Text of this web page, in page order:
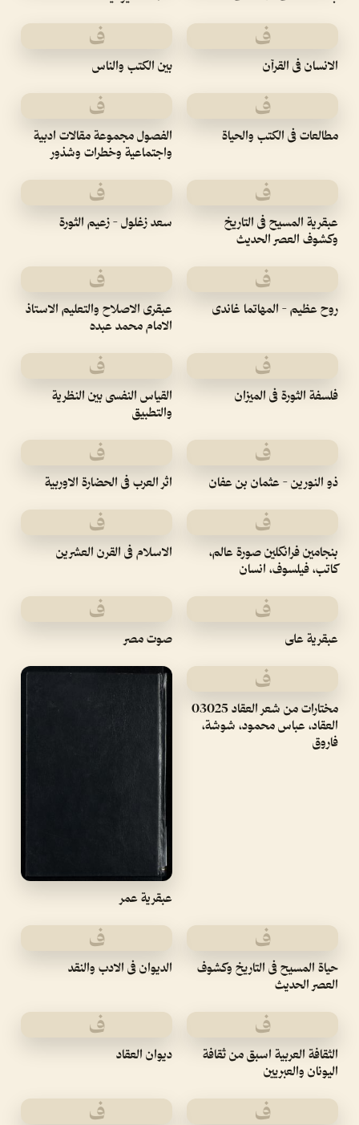
ف
الانسان فى القرآن
ف
بين الكتب والناس
ف
مطالعات فى الكتب والحياة
ف
الفصول مجموعة مقالات ادبية
واجتماعية وخطرات وشذور
ف
عبقرية المسيح فى التاريخ
وكشوف العصر الحديث
ف
سعد زغلول - زعيم الثورة
ف
روح عظيم - المهاتما غاندى
ف
عبقرى الاصلاح والتعليم الاستاذ
الامام محمد عبده
ف
فلسفة الثورة فى الميزان
ف
القياس النفسى بين النظرية
والتطبيق
ف
ذو النورين - عثمان بن عفان
ف
اثر العرب فى الحضارة الاوربية
ف
بنجامين فرانكلين صورة عالم،
كاتب، فيلسوف، انسان
ف
الاسلام فى القرن العشرين
ف
عبقرية على
ف
صوت مصر
ف
مختارات من شعر العقاد 03025
العقاد، عباس محمود، شوشة،
فاروق
عبقرية عمر
ف
حياة المسيح فى التاريخ وكشوف
العصر الحديث
ف
الديوان فى الادب والنقد
ف
الثقافة العربية اسبق من ثقافة
اليونان والعبريين
ف
ديوان العقاد
ف ف